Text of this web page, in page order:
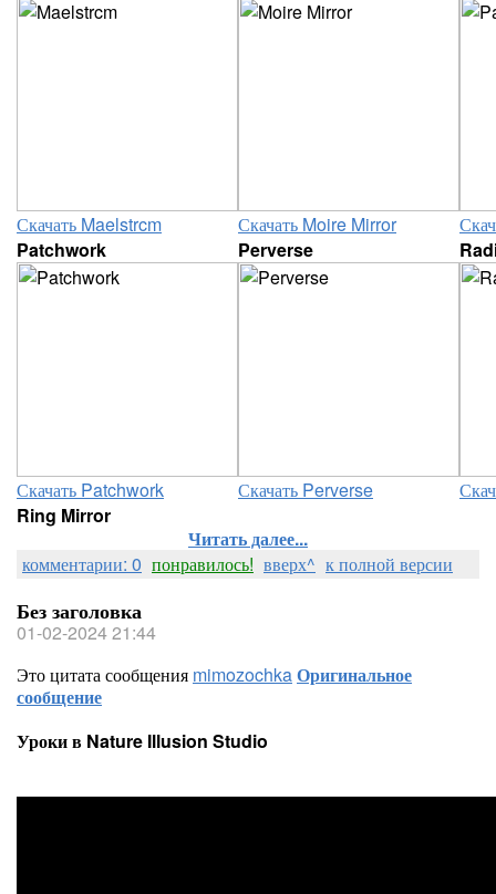
Скачать Maelstrcm Скачать Moire Mirror
Patchwork
Скачать Patchwork
Perverse
Скачать Perverse
Ring Mirror
Читать далее...
комментарии: 0 понравилось! вверх^ к полной версии
Без заголовка
01-02-2024 21:44
Это цитата сообщения mimozochkaОригинальное
сообщение
Уроки в Nature Illusion Studio